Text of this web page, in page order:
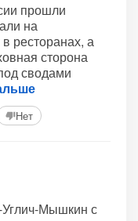
прошли
на
ресторанах, а
сторона
сводами
Нет
Углич-Мышкин с